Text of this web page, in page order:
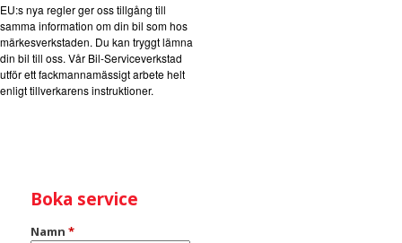
EU:s nya regler ger oss tillgång till
samma information om din bil som hos
märkesverkstaden. Du kan tryggt lämna
din bil till oss. Vår Bil-Serviceverkstad
utför ett fackmannamässigt arbete helt
enligt tillverkarens instruktioner.
Boka service
Namn *